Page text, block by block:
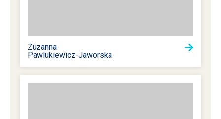
Zuzanna
Pawlukiewicz-Jaworska